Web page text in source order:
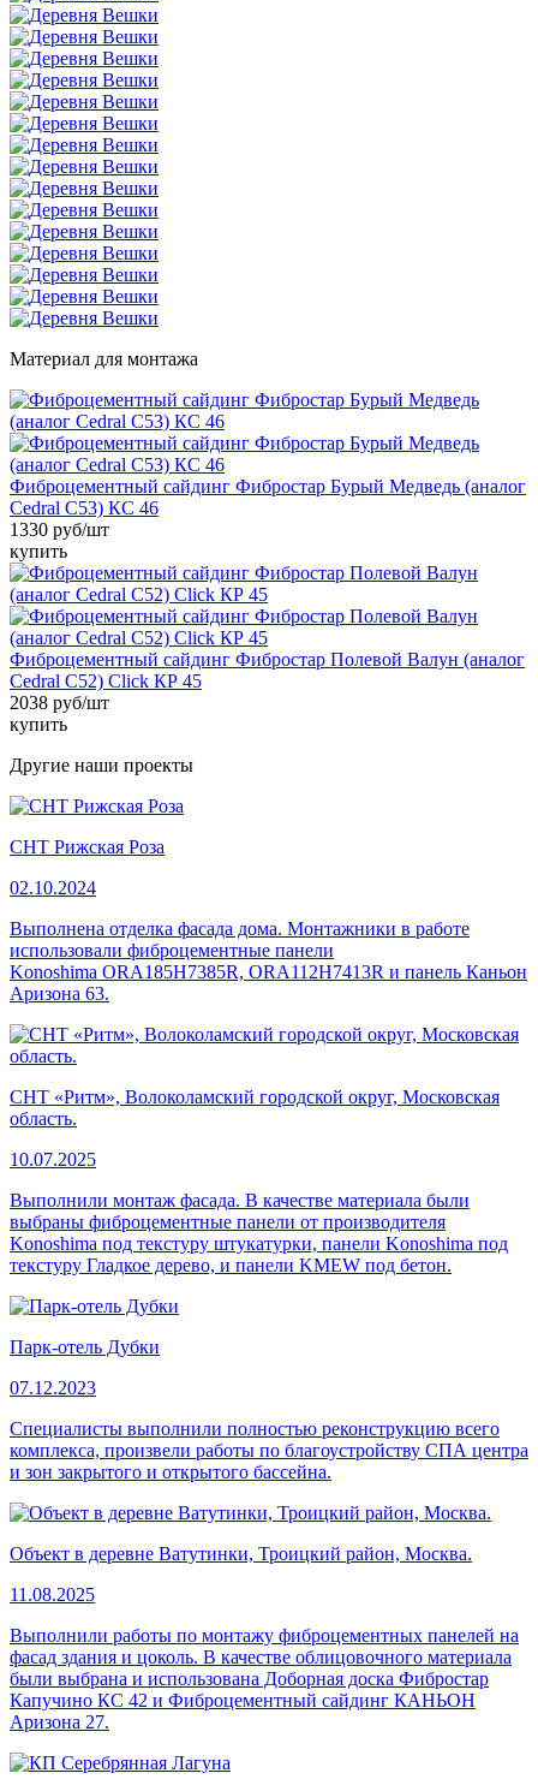
Материал для монтажа
Фиброцементный сайдинг Фибростар Бурый Медведь (аналог
Cedral C53) КС 46
1330 руб/шт
купить
Фиброцементный сайдинг Фибростар Полевой Валун (аналог
Cedral С52) Click КР 45
2038 руб/шт
купить
Другие наши проекты
СНТ Рижская Роза
02.10.2024
Выполнена отделка фасада дома. Монтажники в работе
использовали фиброцементные панели
Konoshima ORA185H7385R, ORA112H7413R и панель Каньон
Аризона 63.
СНТ «Ритм», Волоколамский городской округ, Московская
область.
10.07.2025
Выполнили монтаж фасада. В качестве материала были
выбраны фиброцементные панели от производителя
Konoshima под текстуру штукатурки, панели Konoshima под
текстуру Гладкое дерево, и панели KMEW под бетон.
Парк-отель Дубки
07.12.2023
Специалисты выполнили полностью реконструкцию всего
комплекса, произвели работы по благоустройству СПА центра
и зон закрытого и открытого бассейна.
Объект в деревне Ватутинки, Троицкий район, Москва.
11.08.2025
Выполнили работы по монтажу фиброцементных панелей на
фасад здания и цоколь. В качестве облицовочного материала
были выбрана и использована Доборная доска Фибростар
Капучино КС 42 и Фиброцементный сайдинг КАНЬОН
Аризона 27.